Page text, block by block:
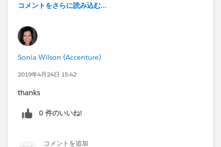
コメントをさらに読み込む...
Sonia Wilson (Accenture)
2019年4月24日 15:42
thanks
0 件のいいね!
コメントを追加